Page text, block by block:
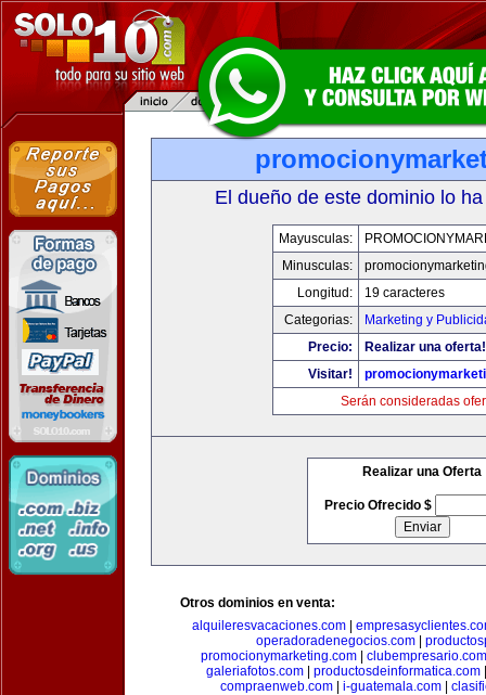
El dueño de este dominio lo
Mayusculas:
Minusculas:
Longitud:
19 caracteres
Categorias:
Marketing y
Precio:
Realizar una oferta!
Visitar!
Serán consideradas
Realizar una Oferta
Precio Ofrecido $
Otros dominios en venta:
alquileresvacaciones.com|
operadoradenegocios.com|
promocionymarketing.com| clubempresario.com
galeriafotos.com
productosdeinformatica.com
compraenweb.com| i-guatemala.com|